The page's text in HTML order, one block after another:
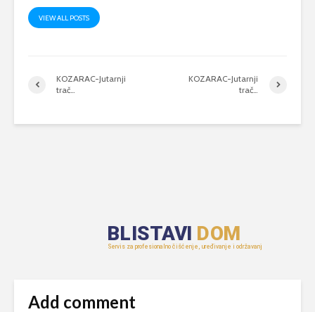
VIEW ALL POSTS
KOZARAC-Jutarnji
trač…
KOZARAC-Jutarnji
trač…
Add comment